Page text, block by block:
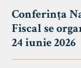
Conferința
Fiscal se
24 iunie 2026